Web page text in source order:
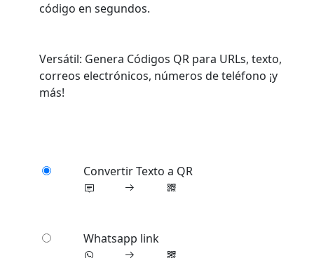
código en segundos.
Versátil: Genera Códigos QR para URLs, texto,
correos electrónicos, números de teléfono ¡y
más!
Convertir Texto a QR
Whatsapp link